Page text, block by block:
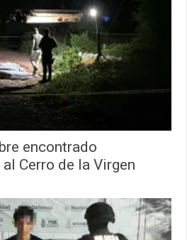
encontrado
Cerro de la Virgen